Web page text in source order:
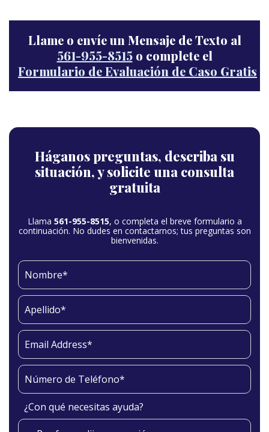
Llame o envíe un Mensaje de Texto al
561-955-8515o complete el
Formulario de Evaluación de Caso Gratis
Háganos preguntas, describa su
situación,y solicite una consulta
gratuita
Llama 561-955-8515, o completa el breve formulario a
continuación. No dudes en contactarnos; tus preguntas son
bienvenidas.
¿Con qué necesitas ayuda?